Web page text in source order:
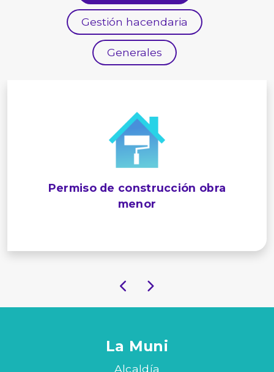
Gestión hacendaria
Generales
Permiso de construcción obra
menor
La Muni
Alcaldía